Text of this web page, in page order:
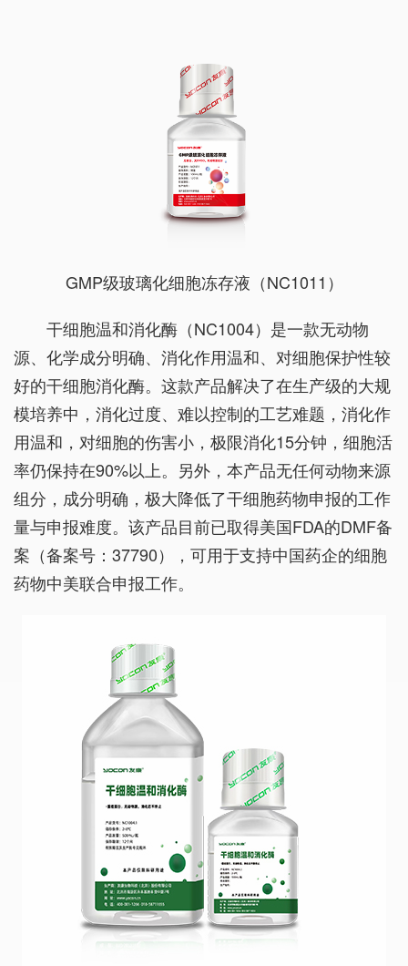
GMP级玻璃化细胞冻存液（NC1011）
干细胞温和消化酶（NC1004）是一款无动物
源、化学成分明确、消化作用温和、对细胞保护性较
好的干细胞消化酶。这款产品解决了在生产级的大规
模培养中，消化过度、难以控制的工艺难题，消化作
用温和，对细胞的伤害小，极限消化15分钟，细胞活
率仍保持在90%以上。另外，本产品无任何动物来源
组分，成分明确，极大降低了干细胞药物申报的工作
量与申报难度。该产品目前已取得美国FDA的DMF备
案（备案号：37790），可用于支持中国药企的细胞
药物中美联合申报工作。